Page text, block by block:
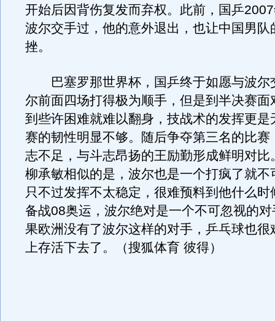
开始后因背伤复发而弃权。此前，国乒
波尔交手过，他的意外退出，也让中国男队
挫。
巴塞罗那世界杯，国乒终于如愿与波尔
尔前面四场打得极为顺手，但是到半决赛面
到些许困难就难以翻身，技战术的发挥更是
赛的韧性明显不够。随后争夺第三名的比赛
志不足，与斗志昂扬的王励勤形成鲜明对比
柳承敏相似的是，波尔也是一个打疯了就不
只不过发挥不太稳定，很难预料到他什么时
备战08奥运，波尔绝对是一个不可忽视的
果欧洲没有了波尔这样的对手，乒乓球也很
上存活下去了。（搜狐体育 彼得）